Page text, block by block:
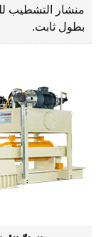
منشار التشطيب
بطول ثابت.